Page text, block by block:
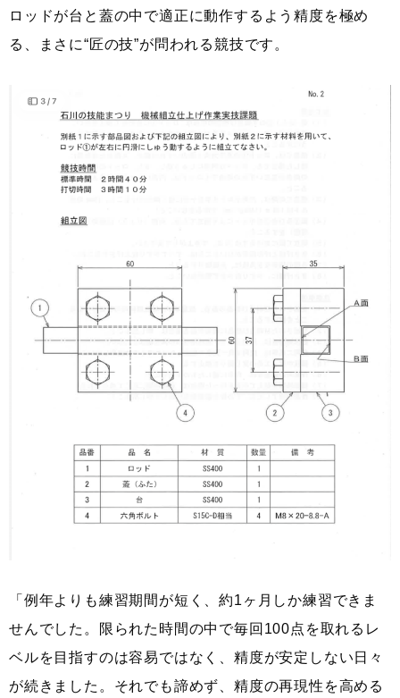
ロッドが台と蓋の中で適正に動作するよう精度を極め
る、まさに“匠の技”が問われる競技です。
「例年よりも練習期間が短く、約1ヶ月しか練習できま
せんでした。限られた時間の中で毎回100点を取れるレ
ベルを目指すのは容易ではなく、精度が安定しない日々
が続きました。それでも諦めず、精度の再現性を高める